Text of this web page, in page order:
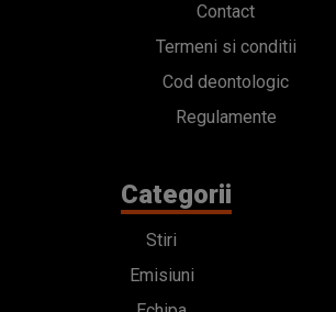
Contact
Termeni si conditii
Cod deontologic
Regulamente
Categorii
Stiri
Emisiuni